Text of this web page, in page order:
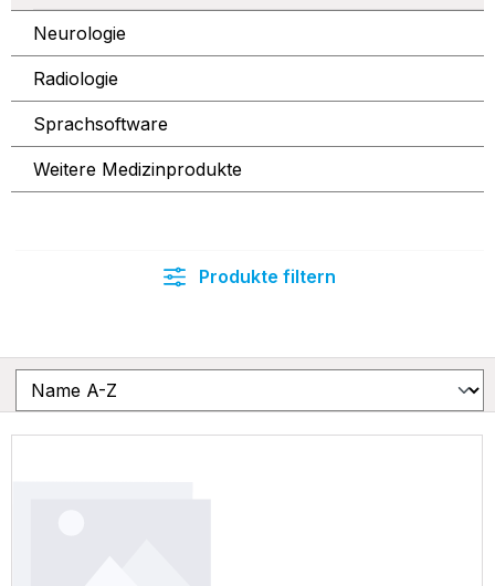
Neurologie
Radiologie
Sprachsoftware
Weitere Medizinprodukte
Produkte filtern